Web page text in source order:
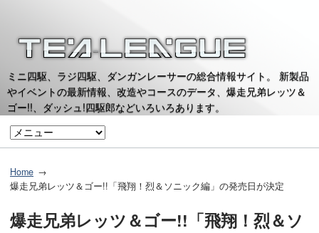
ミニ四駆、ラジ四駆、ダンガンレーサーの総合情報サイト。 新製品
やイベントの最新情報、改造やコースのデータ、爆走兄弟レッツ＆
ゴー!!、ダッシュ!四駆郎などいろいろあります。
Home
爆走兄弟レッツ＆ゴー!!「飛翔！烈＆ソニック編」の発売日が決定
爆走兄弟レッツ＆ゴー!!「飛翔！烈＆ソ